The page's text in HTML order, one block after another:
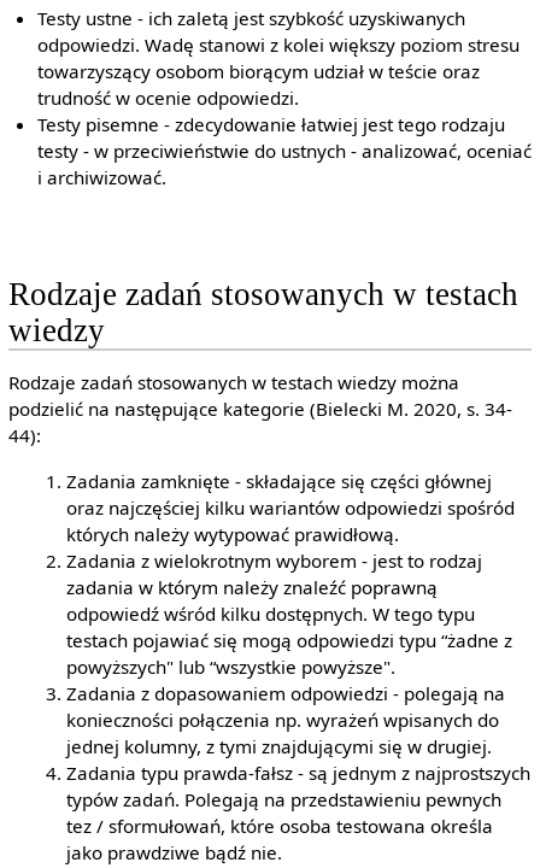
Testy ustne - ich zaletą jest szybkość uzyskiwanych
odpowiedzi. Wadę stanowi z kolei większy poziom stresu
towarzyszący osobom biorącym udział w teście oraz
trudność w ocenie odpowiedzi.
Testy pisemne - zdecydowanie łatwiej jest tego rodzaju
testy - w przeciwieństwie do ustnych - analizować, oceniać
i archiwizować.
Rodzaje zadań stosowanych w testach
wiedzy
Rodzaje zadań stosowanych w testach wiedzy można
podzielić na następujące kategorie (Bielecki M. 2020, s. 34-
44):
Zadania zamknięte - składające się części głównej
oraz najczęściej kilku wariantów odpowiedzi spośród
których należy wytypować prawidłową.
Zadania z wielokrotnym wyborem - jest to rodzaj
zadania w którym należy znaleźć poprawną
odpowiedź wśród kilku dostępnych. W tego typu
testach pojawiać się mogą odpowiedzi typu “żadne z
powyższych" lub “wszystkie powyższe".
Zadania z dopasowaniem odpowiedzi - polegają na
konieczności połączenia np. wyrażeń wpisanych do
jednej kolumny, z tymi znajdującymi się w drugiej.
Zadania typu prawda-fałsz - są jednym z najprostszych
typów zadań. Polegają na przedstawieniu pewnych
tez / sformułowań, które osoba testowana określa
jako prawdziwe bądź nie.